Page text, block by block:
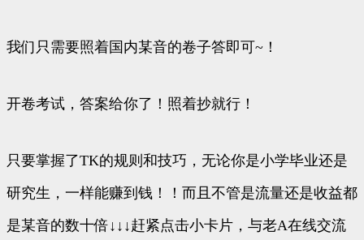
我们只需要照着国内某音的卷子答即可~！
开卷考试，答案给你了！照着抄就行！
只要掌握了TK的规则和技巧，无论你是小学毕业还是
研究生，一样能赚到钱！！而且不管是流量还是收益都
是某音的数十倍↓↓↓赶紧点击小卡片，与老A在线交流